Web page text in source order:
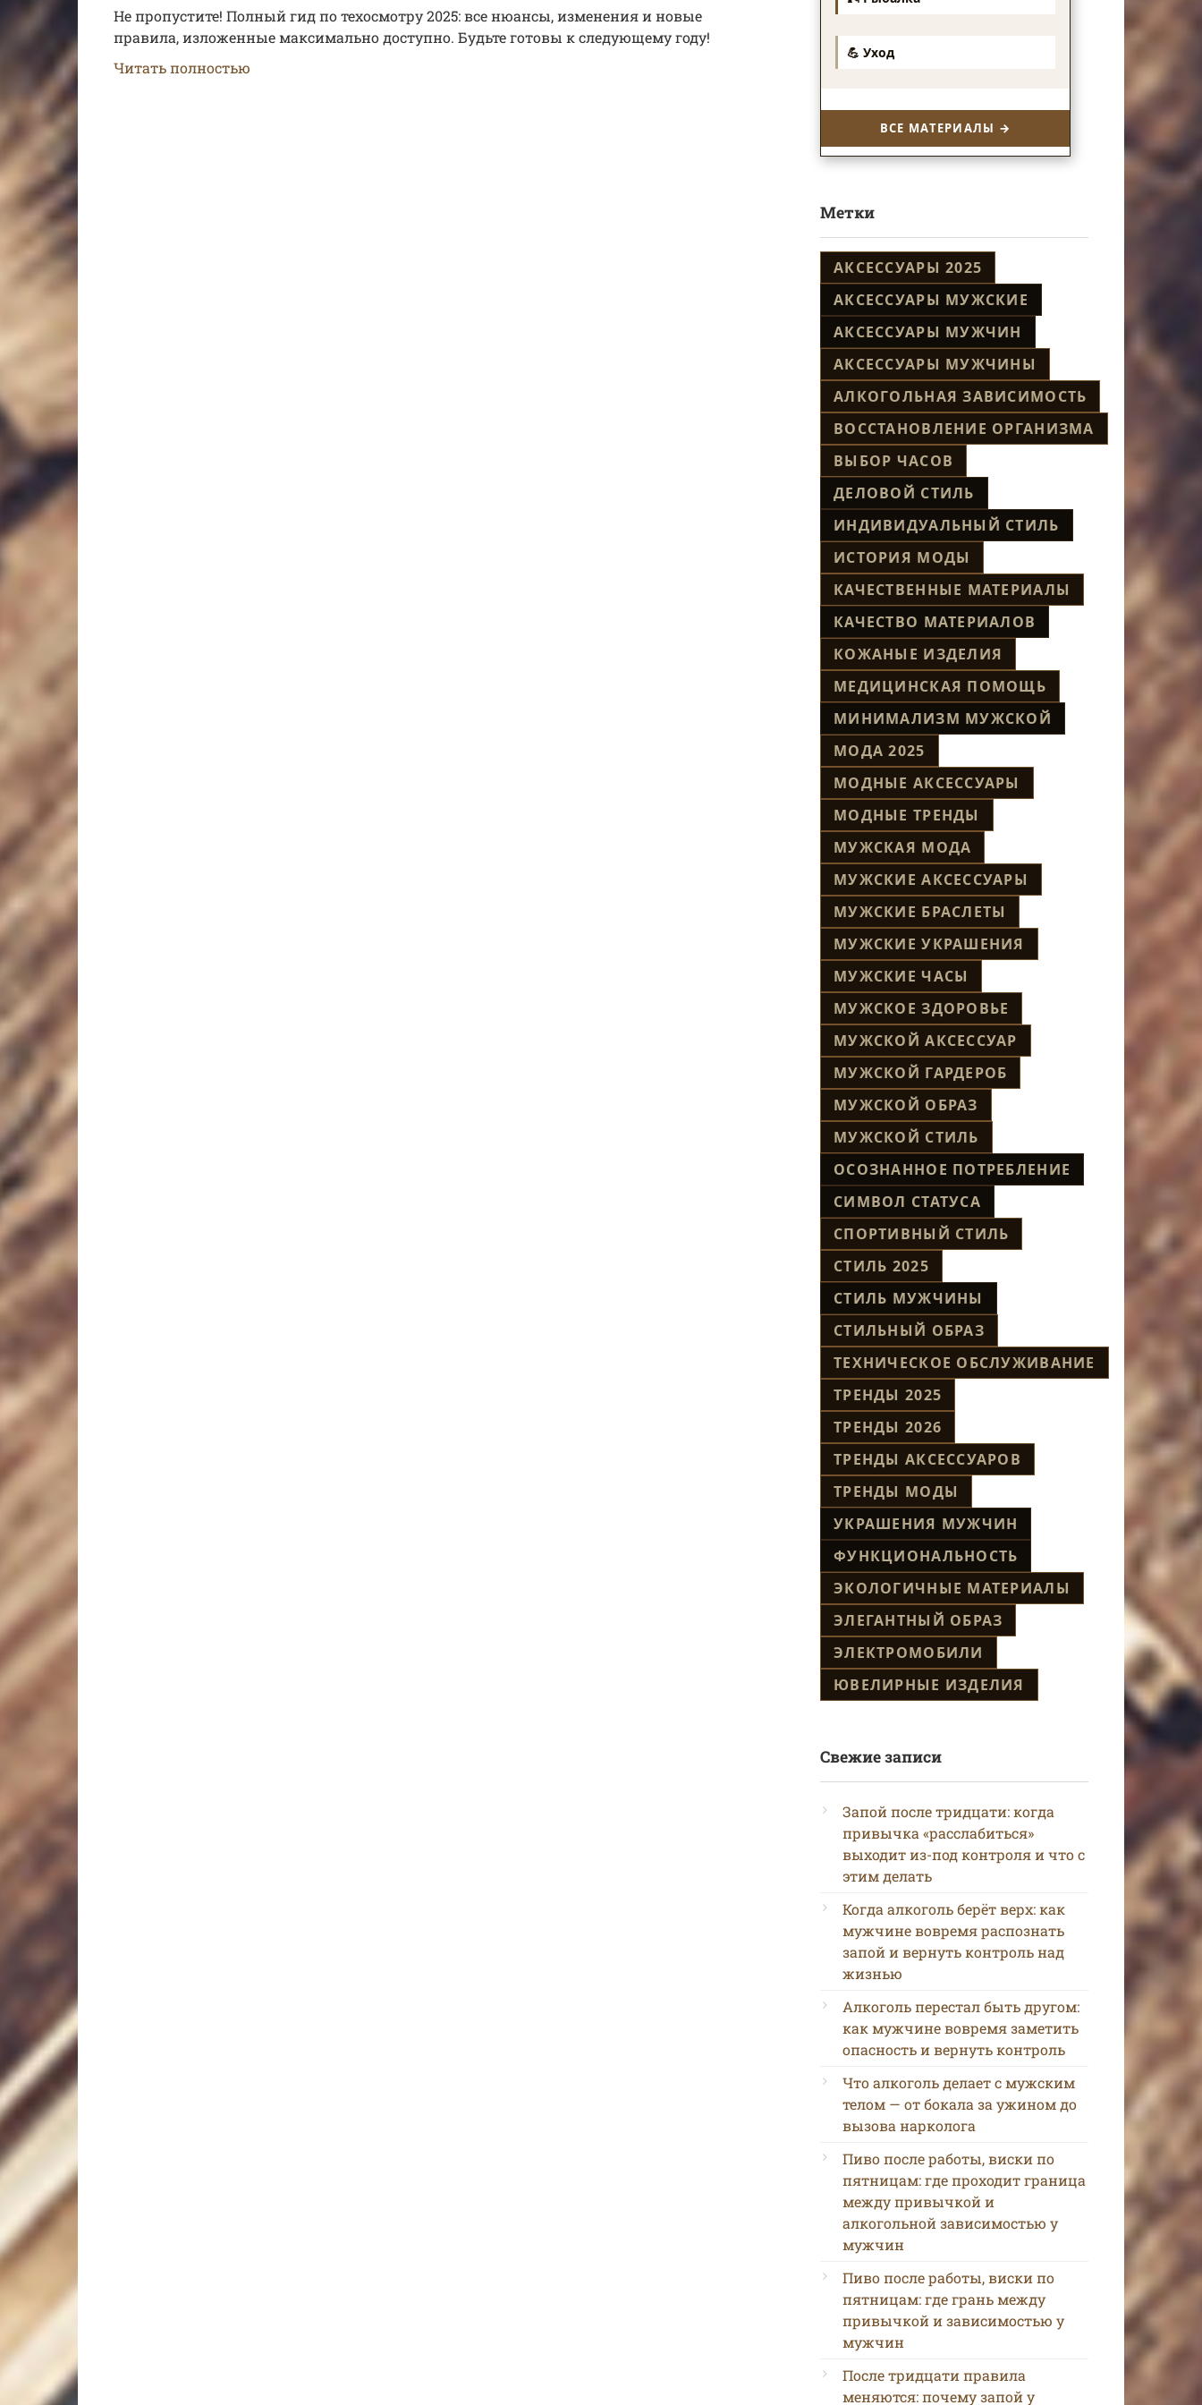
Не пропустите! Полный гид по техосмотру 2025: все нюансы, изменения и новые
правила, изложенные максимально доступно. Будьте готовы к следующему году!
Читать полностью
💪 Уход
ВСЕ МАТЕРИАЛЫ →
Метки
АКСЕССУАРЫ 2025
АКСЕССУАРЫ МУЖСКИЕ
АКСЕССУАРЫ МУЖЧИН
АКСЕССУАРЫ МУЖЧИНЫ
АЛКОГОЛЬНАЯ ЗАВИСИМОСТЬ
ВОССТАНОВЛЕНИЕ ОРГАНИЗМА
ВЫБОР ЧАСОВ
ДЕЛОВОЙ СТИЛЬ
ИНДИВИДУАЛЬНЫЙ СТИЛЬ
ИСТОРИЯ МОДЫ
КАЧЕСТВЕННЫЕ МАТЕРИАЛЫ
КАЧЕСТВО МАТЕРИАЛОВ
КОЖАНЫЕ ИЗДЕЛИЯ
МЕДИЦИНСКАЯ ПОМОЩЬ
МИНИМАЛИЗМ МУЖСКОЙ
МОДА 2025
МОДНЫЕ АКСЕССУАРЫ
МОДНЫЕ ТРЕНДЫ
МУЖСКАЯ МОДА
МУЖСКИЕ АКСЕССУАРЫ
МУЖСКИЕ БРАСЛЕТЫ
МУЖСКИЕ УКРАШЕНИЯ
МУЖСКИЕ ЧАСЫ
МУЖСКОЕ ЗДОРОВЬЕ
МУЖСКОЙ АКСЕССУАР
МУЖСКОЙ ГАРДЕРОБ
МУЖСКОЙ ОБРАЗ
МУЖСКОЙ СТИЛЬ
ОСОЗНАННОЕ ПОТРЕБЛЕНИЕ
СИМВОЛ СТАТУСА
СПОРТИВНЫЙ СТИЛЬ
СТИЛЬ 2025
СТИЛЬ МУЖЧИНЫ
СТИЛЬНЫЙ ОБРАЗ
ТЕХНИЧЕСКОЕ ОБСЛУЖИВАНИЕ
ТРЕНДЫ 2025
ТРЕНДЫ 2026
ТРЕНДЫ АКСЕССУАРОВ
ТРЕНДЫ МОДЫ
УКРАШЕНИЯ МУЖЧИН
ФУНКЦИОНАЛЬНОСТЬ
ЭКОЛОГИЧНЫЕ МАТЕРИАЛЫ
ЭЛЕГАНТНЫЙ ОБРАЗ
ЭЛЕКТРОМОБИЛИ
ЮВЕЛИРНЫЕ ИЗДЕЛИЯ
Свежие записи
Запой после тридцати: когда
привычка «расслабиться»
выходит из-под контроля и что с
этим делать
Когда алкоголь берёт верх: как
мужчине вовремя распознать
запой и вернуть контроль над
жизнью
Алкоголь перестал быть другом:
как мужчине вовремя заметить
опасность и вернуть контроль
Что алкоголь делает с мужским
телом — от бокала за ужином до
вызова нарколога
Пиво после работы, виски по
пятницам: где проходит граница
между привычкой и
алкогольной зависимостью у
мужчин
Пиво после работы, виски по
пятницам: где грань между
привычкой и зависимостью у
мужчин
После тридцати правила
меняются: почему запой у